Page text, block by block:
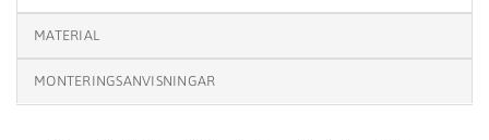
MATERIAL
MONTERINGSANVISNINGAR